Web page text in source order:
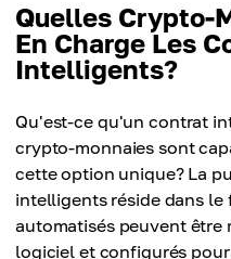
Quelles Crypto-
En Charge Les
Intelligents?
Qu'est-ce qu'un contrat
crypto-monnaies sont
cette option unique? La
intelligents réside dans
automatisés peuvent être
logiciel et configurés